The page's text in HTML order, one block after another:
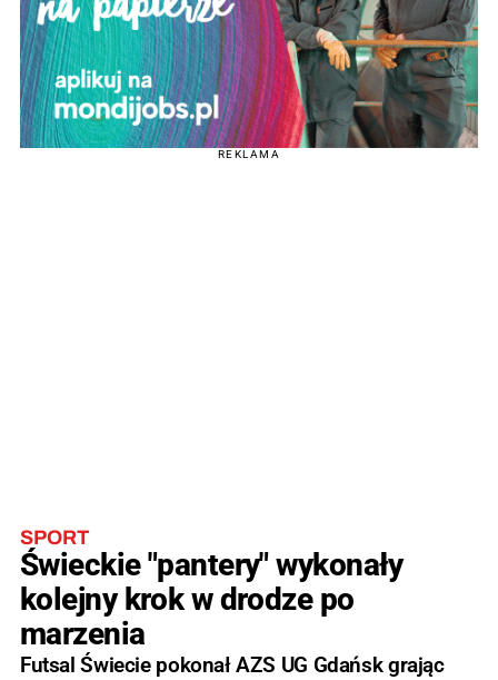
REKLAMA
SPORT
Świeckie "pantery" wykonały
kolejny krok w drodze po
marzenia
Futsal Świecie pokonał AZS UG Gdańsk grając